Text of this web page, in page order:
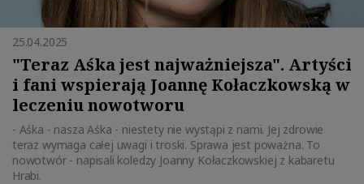
25.04.2025
"Teraz Aśka jest najważniejsza". Artyści
i fani wspierają Joannę Kołaczkowską w
leczeniu nowotworu
- Aśka - nasza Aśka - niestety nie wystąpi z nami. Jej zdrowie
teraz wymaga całej uwagi i troski. Sprawa jest poważna. To
nowotwór - napisali koledzy Joanny Kołaczkowskiej z kabaretu
Hrabi.